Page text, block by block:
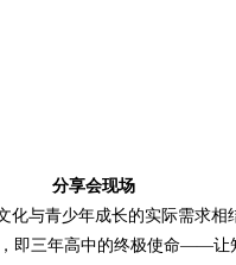
分享会现场
青少年成长的实际需求相
即三年高中的终极使命——让